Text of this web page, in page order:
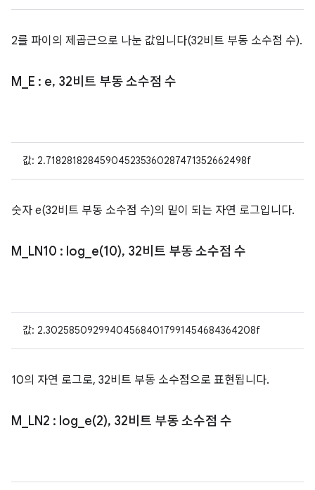
2를 파이의 제곱근으로 나눈 값입니다(32비트 부동 소수점 수).
M E : e, 32비트 부동 소수점 수
값: 2.718281828459045235360287471352662498f
숫자 e(32비트 부동 소수점 수)의 밑이 되는 자연 로그입니다.
M LN10 : log_e(10), 32비트 부동 소수점 수
값: 2.302585092994045684017991454684364208f
10의 자연 로그로, 32비트 부동 소수점으로 표현됩니다.
M LN2 : log_e(2), 32비트 부동 소수점 수